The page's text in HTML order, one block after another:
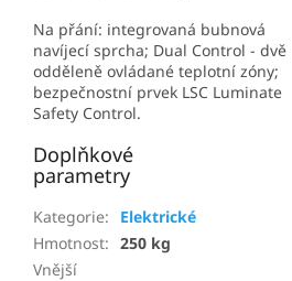
Na přání: integrovaná bubnová
navíjecí sprcha; Dual Control - dvě
odděleně ovládané teplotní zóny;
bezpečnostní prvek LSC Luminate
Safety Control.
Doplňkové
parametry
Kategorie:
Elektrické
Hmotnost: 250 kg
Vnější